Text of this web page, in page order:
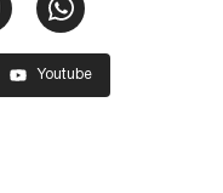
Youtube